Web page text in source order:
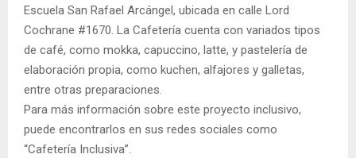
Escuela San Rafael Arcángel, ubicada en calle Lord
Cochrane #1670. La Cafetería cuenta con variados tipos
de café, como mokka, capuccino, latte, y pastelería de
elaboración propia, como kuchen, alfajores y galletas,
entre otras preparaciones.
Para más información sobre este proyecto inclusivo,
puede encontrarlos en sus redes sociales como
“Cafetería Inclusiva”.